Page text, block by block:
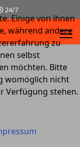
24/7
Einige von ihnen
während andere
zu
selbst
möchten. Bitte
womöglich nicht
Verfügung stehen.